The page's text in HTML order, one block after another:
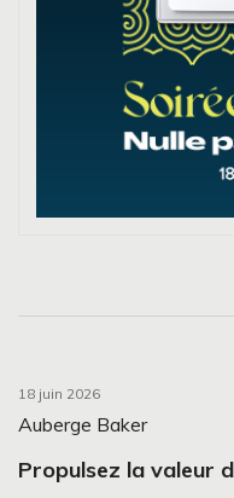
18 juin 2026
Auberge Baker
Propulsez la valeur